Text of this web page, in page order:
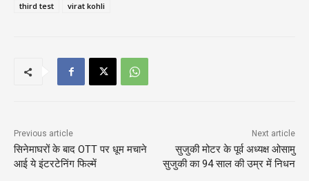
third test
virat kohli
Previous article
सिनेमाघरों के बाद OTT पर धूम मचाने
आई ये इंटरटेनिंग फिल्में
Next article
सुजुकी मोटर के पूर्व अध्यक्ष ओसामु
सुजुकी का 94 साल की उम्र में निधन